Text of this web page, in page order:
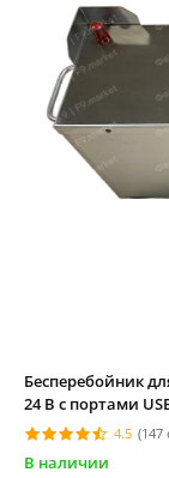
Бесперебойник
24 В с портами
4.5 (147
В наличии